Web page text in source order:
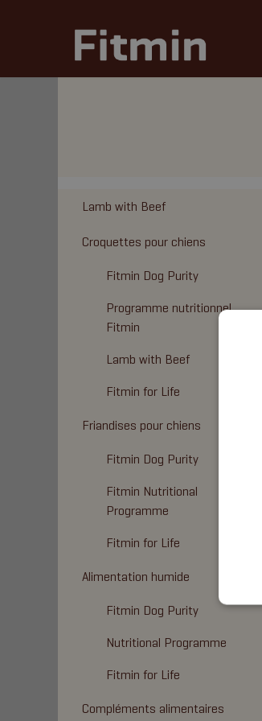
Lamb with Beef
Croquettes pour chiens
Fitmin Dog Purity
Programme nutritionnel
Fitmin
Lamb with Beef
Fitmin for Life
Friandises pour chiens
Fitmin Dog Purity
Fitmin Nutritional
Programme
Fitmin for Life
Alimentation humide
Fitmin Dog Purity
Nutritional Programme
Fitmin for Life
Compléments alimentaires